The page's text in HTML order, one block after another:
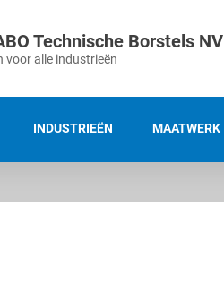
Technische Borstels NV
voor alle industrieën
INDUSTRIEËN MAATWERK